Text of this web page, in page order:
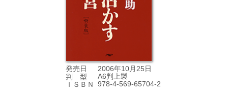
発売日
2006年10月25日
判 型
A6判上製
ＩＳＢＮ
978-4-569-65704-2